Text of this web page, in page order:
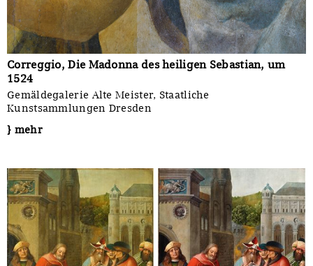
Correggio, Die Madonna des heiligen Sebastian, um
1524
Gemäldegalerie Alte Meister, Staatliche
Kunstsammlungen Dresden
} mehr